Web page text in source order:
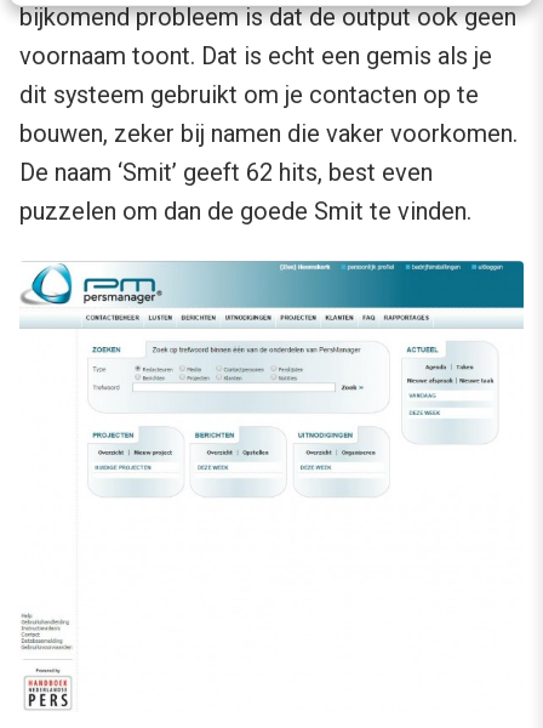
bijkomend probleem is dat de output ook geen
voornaam toont. Dat is echt een gemis als je
dit systeem gebruikt om je contacten op te
bouwen, zeker bij namen die vaker voorkomen.
De naam ‘Smit’ geeft 62 hits, best even
puzzelen om dan de goede Smit te vinden.